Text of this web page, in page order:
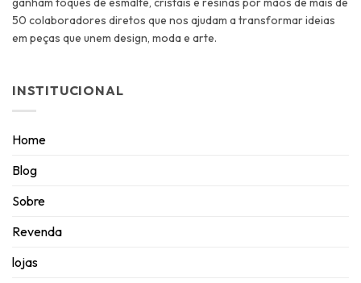
50 colaboradores diretos que nos ajudam a transformar ideias
em peças que unem design, moda e arte.
INSTITUCIONAL
Home
Blog
Sobre
Revenda
lojas